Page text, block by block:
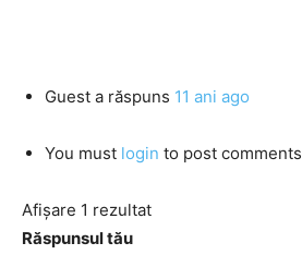
Guest a răspuns 11 ani ago
You must login to post comments
Afișare 1 rezultat
Răspunsul tău